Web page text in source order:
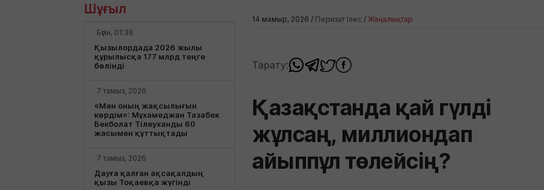
Шұғыл
Бүгін, 01:36
Қызылордада 2026 жылы
құрылысқа 177 млрд теңге
бөлінді
7 тамыз, 2026
«Мен оның жақсылығын
көрдім»: Мұхамеджан Тазабек
Бекболат Тілеуханды 60
жасымен құттықтады
7 тамыз, 2026
Дауға қалған ақсақалдың
қызы Тоқаевқа жүгінді
14 мамыр, 2026 / Перизат Ілес / Жаңалықтар
Тарату:
Қазақстанда қай гүлді
жұлсаң, миллиондап
айыппұл төлейсің?